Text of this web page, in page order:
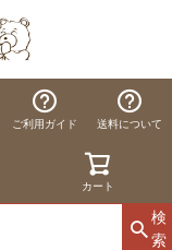
ご利用ガイド 送料について
カート
検
索